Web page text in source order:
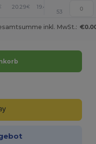
20.29€ 19.44
53
inkl. MwSt.: